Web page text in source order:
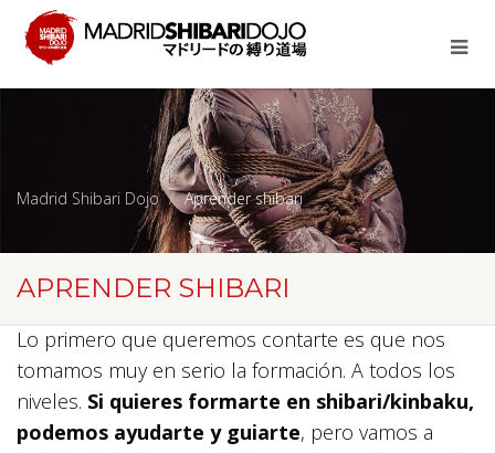
Madrid Shibari Dojo Aprender shibari
APRENDER SHIBARI
Lo primero que queremos contarte es que nos
tomamos muy en serio la formación. A todos los
niveles. Si quieres formarte en shibari/kinbaku,
podemos ayudarte y guiarte, pero vamos a